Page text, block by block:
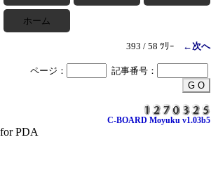
ホーム
393 / 58 ﾂﾘｰ ←次へ
ページ： 記事番号：
C-BOARD Moyuku v1.03b5
for PDA